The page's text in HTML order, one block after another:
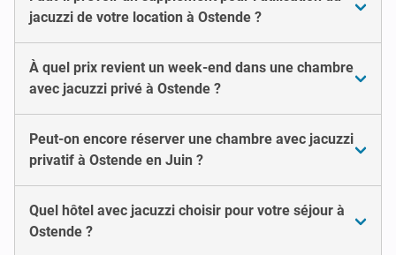
jacuzzi de votre location à Ostende ?
À quel prix revient un week-end dans une chambre
avec jacuzzi privé à Ostende ?
Peut-on encore réserver une chambre avec jacuzzi
privatif à Ostende en Juin ?
Quel hôtel avec jacuzzi choisir pour votre séjour à
Ostende ?